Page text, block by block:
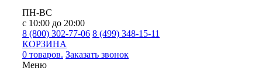
ПН-ВС
с 10:00 до 20:00
8 (800) 302-77-06 8 (499) 348-15-11
КОРЗИНА
0 товаров. Заказать звонок
Меню